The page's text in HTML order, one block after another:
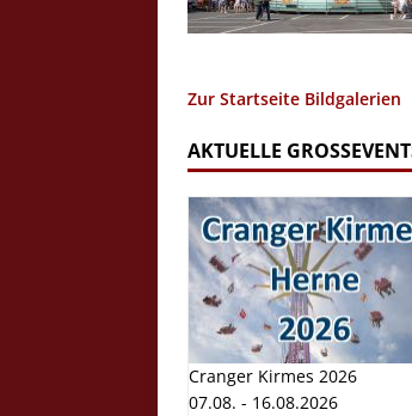
Zur Startseite Bildgalerien
AKTUELLE GROSSEVENTS
Cranger Kirmes 2026
07.08. - 16.08.2026